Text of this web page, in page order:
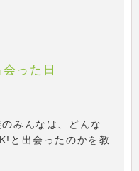
った日
みんなは、どんな
と出会ったのかを教